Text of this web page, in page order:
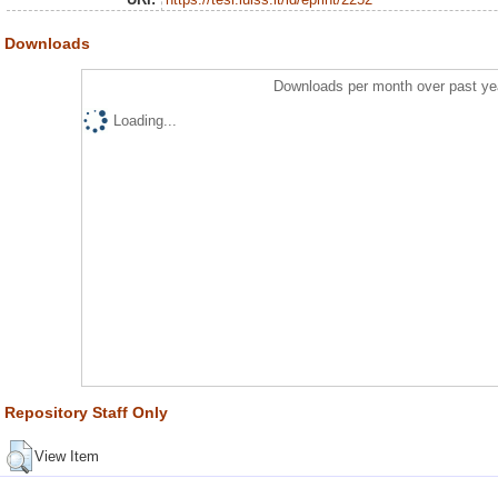
Downloads
Downloads per month over past
Loading...
Repository Staff Only
View Item